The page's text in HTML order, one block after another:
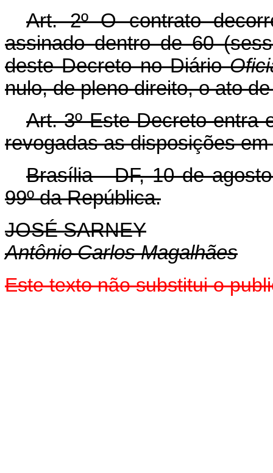
Art. 2º O contrato
assinado dentro de 60
deste Decreto no Diário
nulo, de pleno direito, o ato
Art. 3º Este Decreto entra
revogadas as disposições
Brasília - DF, 10 de
99º da República.
JOSÉ SARNEY
Antônio Carlos Magalhães
Este texto não substitui o